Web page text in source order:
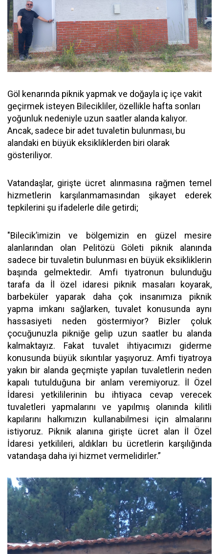
Göl kenarında piknik yapmak ve doğayla iç içe vakit
geçirmek isteyen Bilecikliler, özellikle hafta sonları
yoğunluk nedeniyle uzun saatler alanda kalıyor.
Ancak, sadece bir adet tuvaletin bulunması, bu
alandaki en büyük eksikliklerden biri olarak
gösteriliyor.
Vatandaşlar, girişte ücret alınmasına rağmen temel
hizmetlerin karşılanmamasından şikayet ederek
tepkilerini şu ifadelerle dile getirdi;
"Bilecik’imizin ve bölgemizin en güzel mesire
alanlarından olan Pelitözü Göleti piknik alanında
sadece bir tuvaletin bulunması en büyük eksikliklerin
başında gelmektedir. Amfi tiyatronun bulunduğu
tarafa da İl özel idaresi piknik masaları koyarak,
barbeküler yaparak daha çok insanımıza piknik
yapma imkanı sağlarken, tuvalet konusunda aynı
hassasiyeti neden göstermiyor? Bizler çoluk
çocuğunuzla pikniğe gelip uzun saatler bu alanda
kalmaktayız. Fakat tuvalet ihtiyacımızı giderme
konusunda büyük sıkıntılar yaşıyoruz. Amfi tiyatroya
yakın bir alanda geçmişte yapılan tuvaletlerin neden
kapalı tutulduğuna bir anlam veremiyoruz. İl Özel
İdaresi yetkililerinin bu ihtiyaca cevap verecek
tuvaletleri yapmalarını ve yapılmış olanında kilitli
kapılarını halkımızın kullanabilmesi için almalarını
istiyoruz. Piknik alanına girişte ücret alan İl Özel
İdaresi yetkilileri, aldıkları bu ücretlerin karşılığında
vatandaşa daha iyi hizmet vermelidirler.”